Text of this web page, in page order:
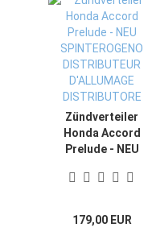
Zündverteiler
Honda Accord
Prelude - NEU
DISTRIBUTEUR
DISTRIBUTORE
179,00 EUR